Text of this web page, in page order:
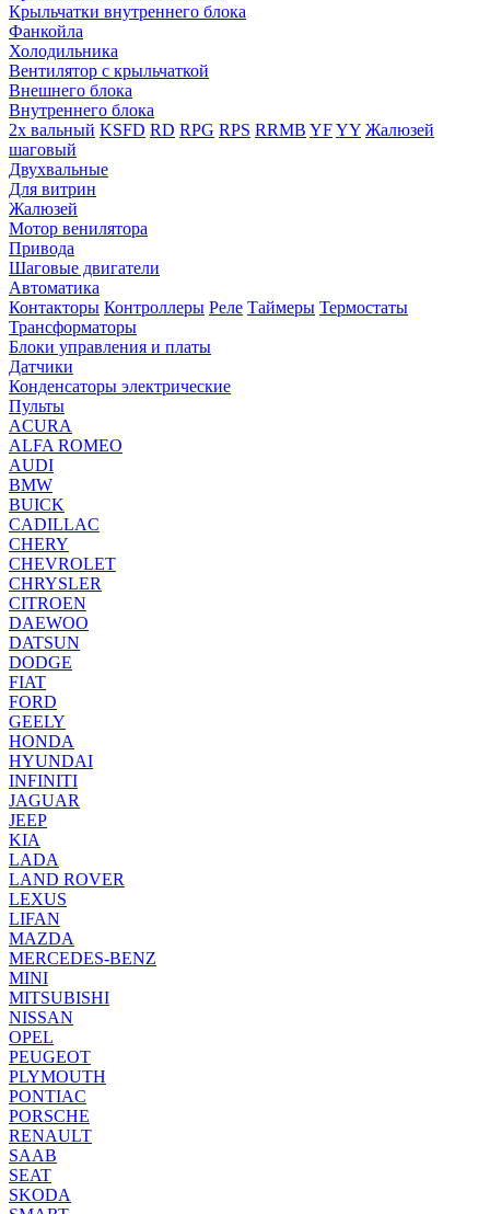
Крыльчатки внутреннего блока
Фанкойла
Холодильника
Вентилятор с крыльчаткой
Внешнего блока
Внутреннего блока
2х вальный KSFD RD RPG RPS RRMB YFYY Жалюзей
шаговый
Двухвальные
Для витрин
Жалюзей
Мотор венилятора
Привода
Шаговые двигатели
Автоматика
Контакторы Контроллеры Реле Таймеры Термостаты
Трансформаторы
Блоки управления и платы
Датчики
Конденсаторы электрические
Пульты
ACURA
ALFA ROMEO
AUDI
BMW
BUICK
CADILLAC
CHERY
CHEVROLET
CHRYSLER
CITROEN
DAEWOO
DATSUN
DODGE
FIAT
FORD
GEELY
HONDA
HYUNDAI
INFINITI
JAGUAR
JEEP
KIA
LADA
LAND ROVER
LEXUS
LIFAN
MAZDA
MERCEDES-BENZ
MINI
MITSUBISHI
NISSAN
OPEL
PEUGEOT
PLYMOUTH
PONTIAC
PORSCHE
RENAULT
SAAB
SEAT
SKODA